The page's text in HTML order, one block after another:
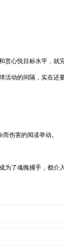
心悦目标水平，就完
动的间隔，实在还
伤害的阅读举动。
了魂魄捕手，都介入